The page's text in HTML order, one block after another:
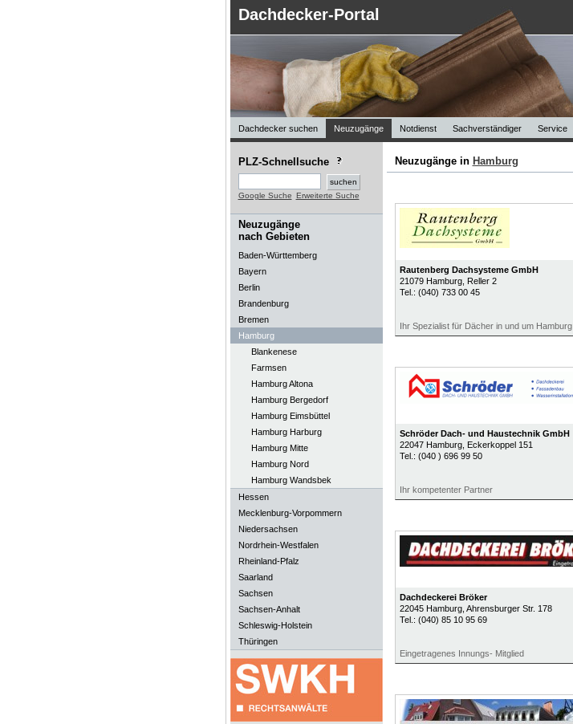
Dachdecker-Portal
Dachdecker suchen Neuzugänge Notdienst Sachverständiger Service
PLZ-Schnellsuche
Google Suche Erweiterte Suche
Neuzugänge
nach Gebieten
Baden-Württemberg
Bayern
Berlin
Brandenburg
Bremen
Hamburg
Blankenese
Farmsen
Hamburg Altona
Hamburg Bergedorf
Hamburg Eimsbüttel
Hamburg Harburg
Hamburg Mitte
Hamburg Nord
Hamburg Wandsbek
Hessen
Mecklenburg-Vorpommern
Niedersachsen
Nordrhein-Westfalen
Rheinland-Pfalz
Saarland
Sachsen
Sachsen-Anhalt
Schleswig-Holstein
Thüringen
Neuzugänge in Hamburg
Rautenberg Dachsysteme GmbH
21079 Hamburg, Reller 2
Tel.: (040) 733 00 45
Ihr Spezialist für Dächer in und um Hamburg
Schröder Dach- und Haustechnik GmbH
22047 Hamburg, Eckerkoppel 151
Tel.: (040 ) 696 99 50
Ihr kompetenter Partner
Dachdeckerei Bröker
22045 Hamburg, Ahrensburger Str. 178
Tel.: (040) 85 10 95 69
Eingetragenes Innungs- Mitglied